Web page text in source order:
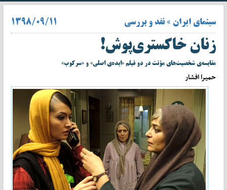
سینمای ایران » نقد و بررسی ۱۳۹۸/۰۹/۱۱
زنان خاکستری‌پوش!
مقایسه‌ی شخصیت‌های مؤنث در دو فیلم «ایده‌ی اصلی» و «سرکوب»
حمیرا افشار